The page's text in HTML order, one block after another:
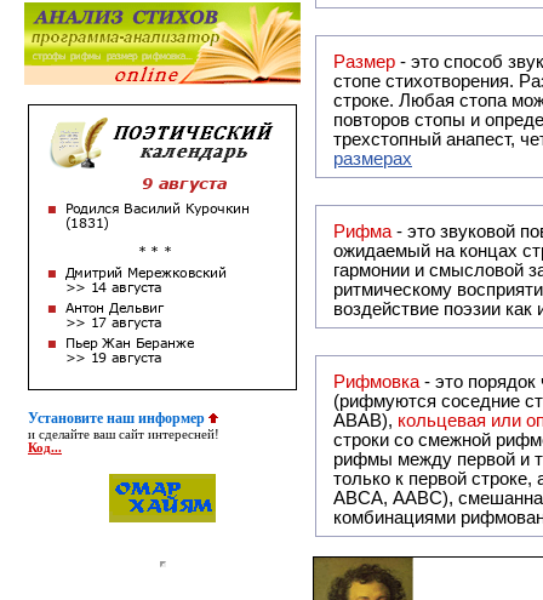
Установите наш информер
и сделайте ваш сайт интересней!
Код...
Размер - это способ
стопе стихотворения.
строке. Любая стопа
повторов стопы и
трехстопный анапест,
размерах
Рифма - это звуковой повтор, традиционно используемый в поэзии и, как
ожидаемый на концах
гармонии и смысловой
ритмическому
воздействие поэзии
Рифмовка - это
(рифмуются соседние
ABAB), кольцевая или
строки со смежной
рифмы между первой и
только к первой
ABCA, AABC), смешанная или вольная рифмовка (рифмовка в сложных строфах с различными
комбинациями